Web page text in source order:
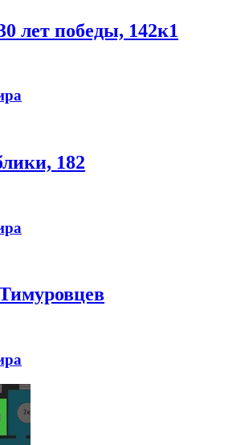
лет победы, 142к1
182